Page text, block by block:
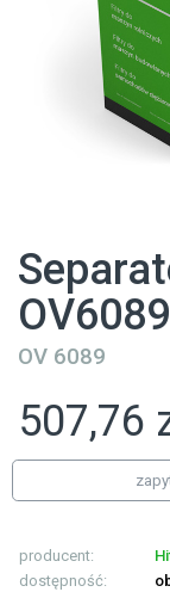
OV6089
OV 6089
507,76
producent:
dostępność: